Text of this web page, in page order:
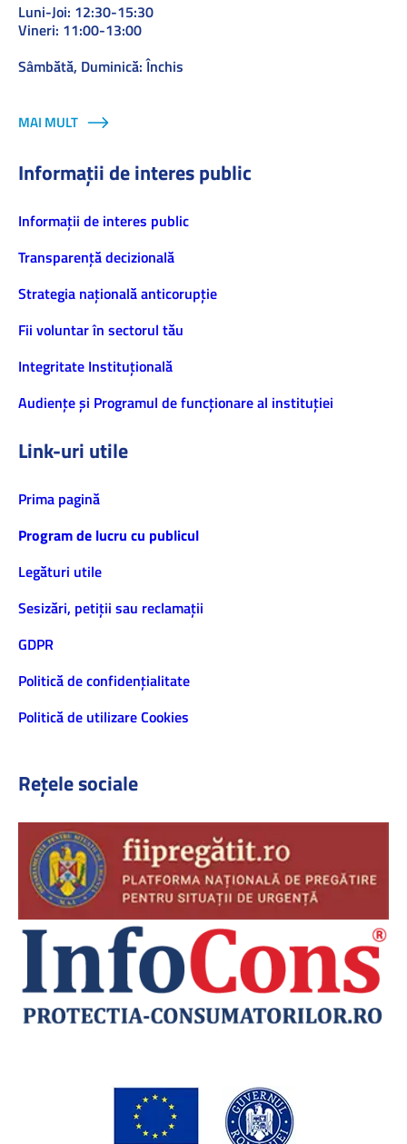
Luni-Joi: 12:30-15:30
Vineri: 11:00-13:00
Sâmbătă, Duminică: Închis
MAI MULT
Informații de interes public
Informaţii de interes public
Transparență decizională
Strategia națională anticorupție
Fii voluntar în sectorul tău
Integritate Instituțională
Audiențe și Programul de funcționare al instituției
Link-uri utile
Prima pagină
Program de lucru cu publicul
Legături utile
Sesizări, petiţii sau reclamații
GDPR
Politică de confidenţialitate
Politică de utilizare Cookies
Rețele sociale